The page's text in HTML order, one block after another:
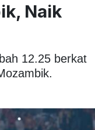
Naik
12.25 berkat